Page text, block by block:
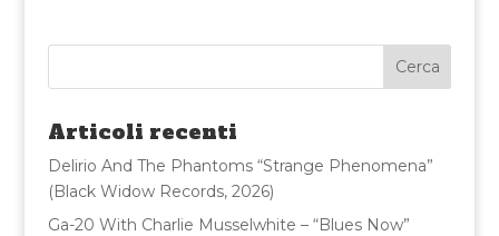
e
b
o
o
k
te
r
l
di
vi
di
Articoli recenti
Delirio And The Phantoms “Strange Phenomena”
(Black Widow Records, 2026)
Ga-20 With Charlie Musselwhite – “Blues Now”